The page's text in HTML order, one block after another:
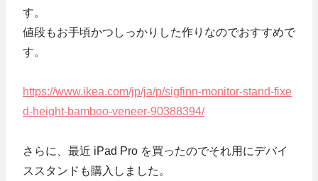
す。
値段もお手頃かつしっかりした作りなのでおすすめで
す。
https://www.ikea.com/jp/ja/p/sigfinn-monitor-stand-fixe
d-height-bamboo-veneer-90388394/
さらに、最近 iPad Pro を買ったのでそれ用にデバイ
ススタンドも購入しました。